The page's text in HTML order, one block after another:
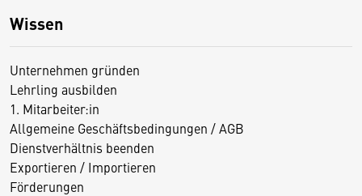
Wissen
Unternehmen gründen
Lehrling ausbilden
1. Mitarbeiter:in
Allgemeine Geschäftsbedingungen / AGB
Dienstverhältnis beenden
Exportieren / Importieren
Förderungen